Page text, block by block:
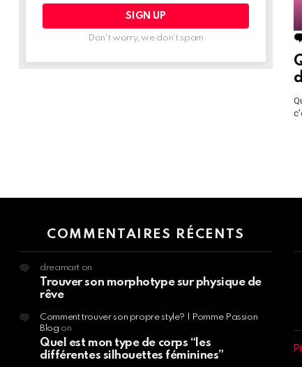
Don't worry, we don't spam
COMMENTAIRES RÉCENTS
dreamart on
Trouver son morphotype sur physique de
rêve
Comment trouver son propre style? | Pomme Passion
Blog on
Quel est mon type de corps “les
différentes silhouettes féminines”